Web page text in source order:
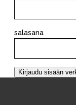
salasana